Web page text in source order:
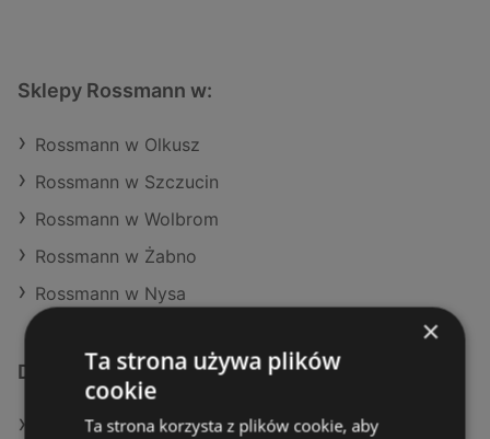
Sklepy Rossmann w:
Rossmann w Olkusz
Rossmann w Szczucin
Rossmann w Wolbrom
Rossmann w Żabno
Rossmann w Nysa
Dodatkowe łącza
Oferty Rossmann
×
Ta strona używa plików
cookie
Ta strona korzysta z plików cookie, aby